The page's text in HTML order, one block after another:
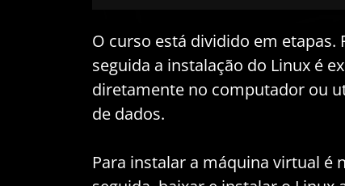
O curso está dividido em
seguida a instalação do Linux é
diretamente no computador ou
de dados.
Para instalar a máquina virtual é